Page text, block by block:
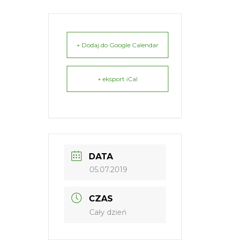
+ Dodaj do Google Calendar
+ eksport iCal
DATA
05.07.2019
CZAS
Cały dzień